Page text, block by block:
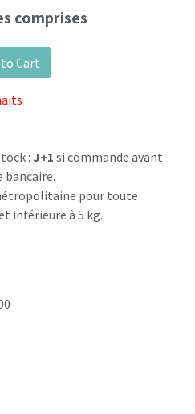
comprises
to Cart
: J+1 si commande avant
bancaire.
pour toute
inférieure à 5 kg.